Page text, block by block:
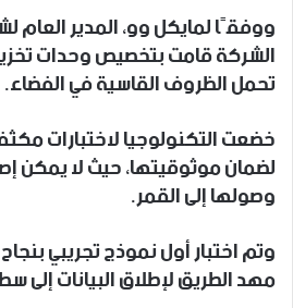
ووفقًا لمايكل وو، المدير العام
الشركة قامت بتخصيص وحدات
تحمل الظروف القاسية في الفضاء.
لضمان موثوقيتها، حيث لا يمكن
وصولها إلى القمر.
مهد الطريق لإطلاق البيانات إلى